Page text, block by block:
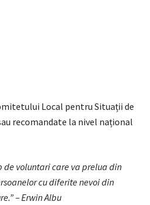
Local pentru Situații de
recomandate la nivel național
de voluntari care va prelua din
cu diferite nevoi din
– Erwin Albu